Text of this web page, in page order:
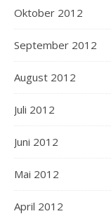
Oktober 2012
September 2012
August 2012
Juli 2012
Juni 2012
Mai 2012
April 2012